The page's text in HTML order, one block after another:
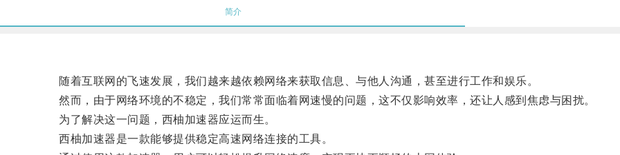
简介
随着互联网的飞速发展，我们越来越依赖网络来获取信息、与他人沟通，甚至进行工作和娱乐。
然而，由于网络环境的不稳定，我们常常面临着网速慢的问题，这不仅影响效率，还让人感到焦虑与困扰。
为了解决这一问题，西柚加速器应运而生。
西柚加速器是一款能够提供稳定高速网络连接的工具。